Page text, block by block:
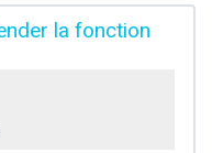
la fonction